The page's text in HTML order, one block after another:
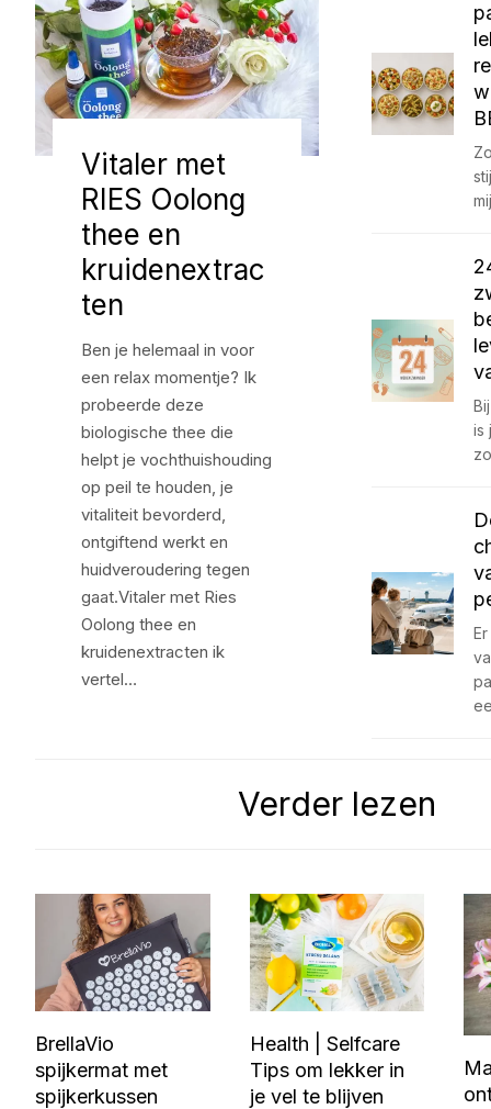
Vitaler met
RIES Oolong
thee en
kruidenextrac
ten
Ben je helemaal in voor
een relax momentje? Ik
probeerde deze
biologische thee die
helpt je vochthuishouding
op peil te houden, je
vitaliteit bevorderd,
ontgiftend werkt en
huidveroudering tegen
gaat.Vitaler met Ries
Oolong thee en
kruidenextracten ik
vertel…
is
Verder lezen
BrellaVio
spijkermat met
spijkerkussen
Health | Selfcare
Tips om lekker in
je vel te blijven